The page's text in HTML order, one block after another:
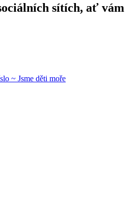
sítích, ať vám
~ Jsme děti moře